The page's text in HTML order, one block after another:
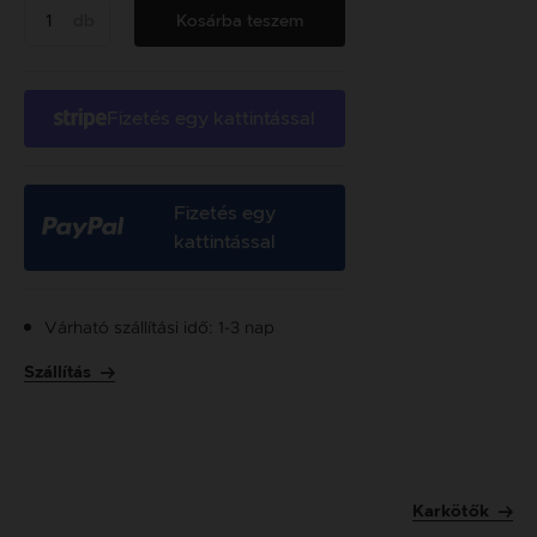
Kosárba teszem
Fizetés egy
kattintással
Várható szállítási idő: 1-3 nap
Szállítás
Karkötők